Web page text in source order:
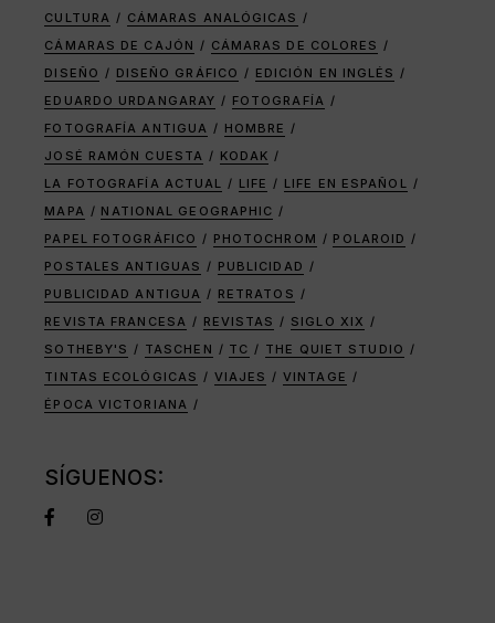
CULTURA
CÁMARAS ANALÓGICAS
CÁMARAS DE CAJÓN
CÁMARAS DE COLORES
DISEÑO
DISEÑO GRÁFICO
EDICIÓN EN INGLÉS
EDUARDO URDANGARAY
FOTOGRAFÍA
FOTOGRAFÍA ANTIGUA
HOMBRE
JOSÉ RAMÓN CUESTA
KODAK
LA FOTOGRAFÍA ACTUAL
LIFE
LIFE EN ESPAÑOL
MAPA
NATIONAL GEOGRAPHIC
PAPEL FOTOGRÁFICO
PHOTOCHROM
POLAROID
POSTALES ANTIGUAS
PUBLICIDAD
PUBLICIDAD ANTIGUA
RETRATOS
REVISTA FRANCESA
REVISTAS
SIGLO XIX
SOTHEBY'S
TASCHEN TC
THE QUIET STUDIO
TINTAS ECOLÓGICAS
VIAJES
VINTAGE
ÉPOCA VICTORIANA
SÍGUENOS: